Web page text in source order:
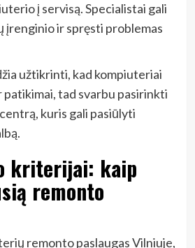
į servisą. Specialistai gali
įrenginio ir spręsti problemas
užtikrinti, kad kompiuteriai
tad svarbu pasirinkti
kuris gali pasiūlyti
kriterijai: kaip
remonto
remonto paslaugas Vilniuje,